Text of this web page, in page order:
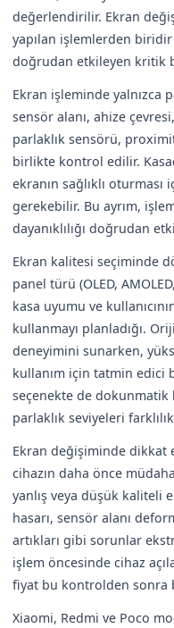
değerlendirilir. Ekran
yapılan işlemlerden
doğrudan etkileyen kritik
Ekran işleminde yalnızca
sensör alanı, ahize
parlaklık sensörü,
birlikte kontrol edilir.
ekranın sağlıklı
gerekebilir. Bu ayrım,
dayanıklılığı doğrudan
Ekran kalitesi seçiminde
panel türü (OLED,
kasa uyumu ve
kullanmayı planladığı.
deneyimini sunarken,
kullanım için tatmin
seçenekte de
parlaklık seviyeleri
Ekran değişiminde
cihazın daha önce
yanlış veya düşük kaliteli
hasarı, sensör alanı
artıkları gibi sorunlar
işlem öncesinde cihaz
fiyat bu kontrolden sonra
Xiaomi, Redmi ve Poco